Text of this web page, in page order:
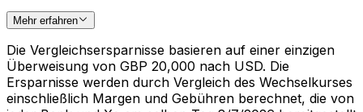
Mehr erfahren
Die Vergleichsersparnisse basieren auf einer einzigen
Überweisung von GBP 20,000 nach USD. Die
Ersparnisse werden durch Vergleich des Wechselkurses
einschließlich Margen und Gebühren berechnet, die von